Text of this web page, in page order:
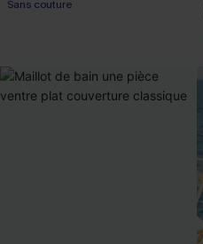
Sans couture